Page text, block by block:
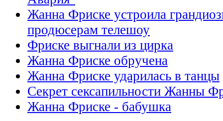
Жанна Фриске устроила
продюсерам телешоу
Фриске выгнали из цирка
Жанна Фриске обручена
Жанна Фриске ударилась в танцы
Секрет сексапильности Жанны
Жанна Фриске - бабушка